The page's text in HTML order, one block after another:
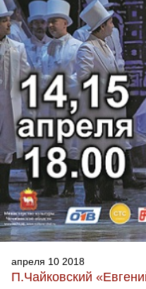
апреля 10 2018
П.Чайковский